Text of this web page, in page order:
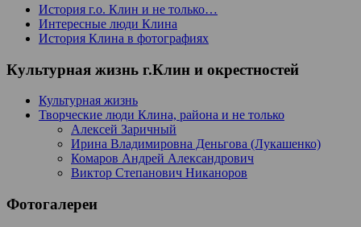
История г.о. Клин и не только…
Интересные люди Клина
История Клина в фотографиях
Культурная жизнь г.Клин и окрестностей
Культурная жизнь
Творческие люди Клина, района и не только
Алексей Заричный
Ирина Владимировна Деньгова (Лукашенко)
Комаров Андрей Александрович
Виктор Степанович Никаноров
Фотогалереи